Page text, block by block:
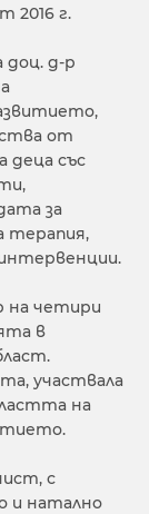
2016 г.
доц. д-р
от
деца със
за
терапия,
на четири
в
участвала
на
с
и натално